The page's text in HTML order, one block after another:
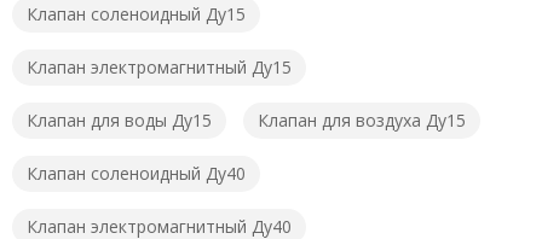
Клапан соленоидный Ду15
Клапан электромагнитный Ду15
Клапан для воды Ду15 Клапан для воздуха Ду15
Клапан соленоидный Ду40
Клапан электромагнитный Ду40